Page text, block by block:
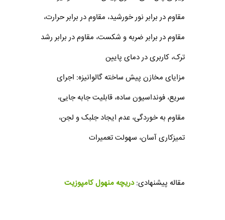
مقاوم در برابر نور خورشید، مقاوم در برابر حرارت،
مقاوم در برابر ضربه و شکست، مقاوم در برابر رشد
ترک، کاربری در دمای پایین
مزایای مخازن پیش ساخته گالوانیزه: اجرای
سریع، فونداسیون ساده، قابلیت جابه جایی،
مقاوم به خوردگی، عدم ایجاد جلبک و لجن،
تمیزکاری آسان، سهولت تعمیرات
مقاله پیشنهادی:دریچه منهول کامپوزیت